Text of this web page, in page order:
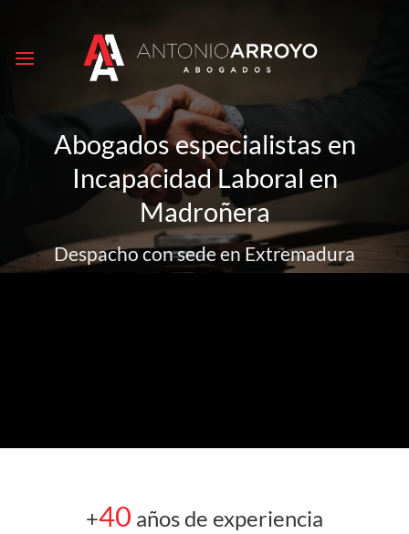
contenido
Abogados especialistas en
Incapacidad Laboral en
Madroñera
Despacho con sede en Extremadura
+40 años de experiencia